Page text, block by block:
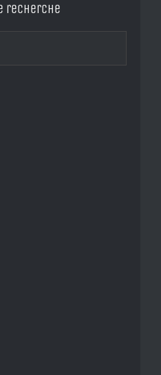
recherche